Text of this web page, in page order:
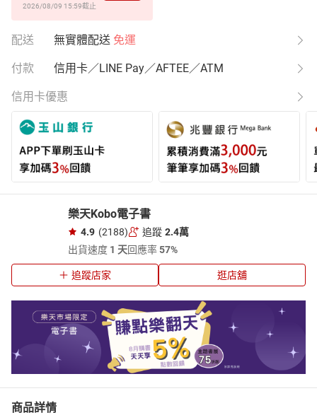
2026/08/09 15:59截止
配送 無實體配送 免運
付款 信用卡／LINE Pay／AFTEE／ATM
信用卡優惠
樂天Kobo電子書
4.9 (2188) 追蹤 2.4萬
出貨速度 1 天回應率57%
追蹤店家 逛店舖
商品詳情